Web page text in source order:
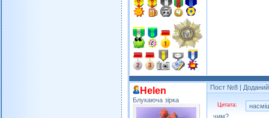
Helen
Блукаюча зірка
Пост №8 |
Цитата:
чим?